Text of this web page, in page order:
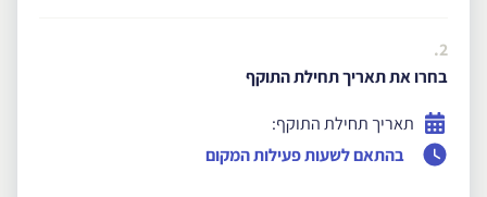
2.
בחרו את תאריך תחילת התוקף
תאריך תחילת התוקף:
בהתאם לשעות פעילות המקום